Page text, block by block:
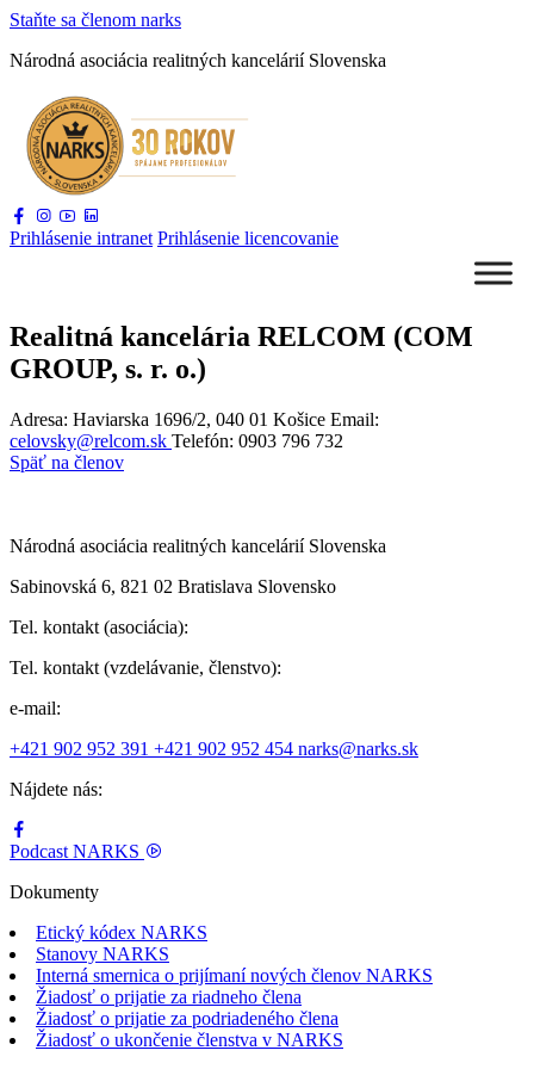
Staňte sa členom narks
Národná asociácia realitných kancelárií Slovenska
Prihlásenie intranet Prihlásenie licencovanie
Realitná kancelária RELCOM (COM
GROUP, s. r. o.)
Adresa: Haviarska 1696/2, 040 01 Košice Email:
celovsky@relcom.sk Telefón: 0903 796 732
Späť na členov
Národná asociácia realitných kancelárií Slovenska
Sabinovská 6, 821 02 Bratislava Slovensko
Tel. kontakt (asociácia):
Tel. kontakt (vzdelávanie, členstvo):
e-mail:
+421 902 952 391 +421 902 952 454 narks@narks.sk
Nájdete nás:
Podcast NARKS
Dokumenty
Etický kódex NARKS
Stanovy NARKS
Interná smernica o prijímaní nových členov NARKS
Žiadosť o prijatie za riadneho člena
Žiadosť o prijatie za podriadeného člena
Žiadosť o ukončenie členstva v NARKS